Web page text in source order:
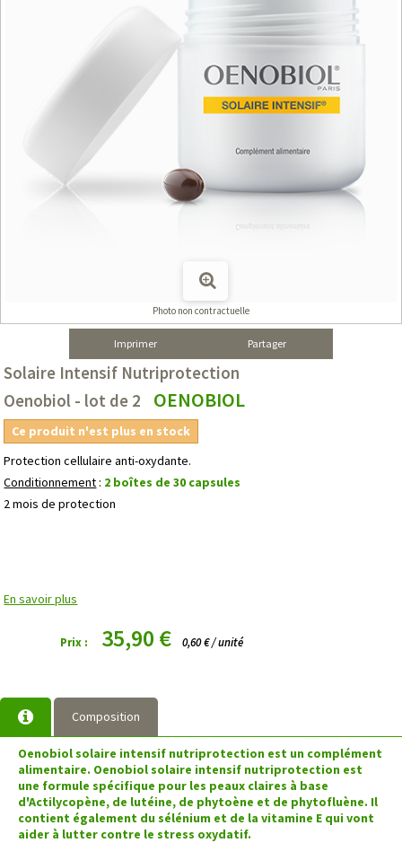
Photo non contractuelle
Imprimer Partager
Solaire Intensif Nutriprotection
Oenobiol - lot de 2
OENOBIOL
Ce produit n'est plus en stock
Protection cellulaire anti-oxydante.
Conditionnement : 2 boîtes de 30 capsules
2 mois de protection
En savoir plus
Prix : 35,90 € 0,60 € / unité
Composition
Oenobiol solaire intensif nutriprotection est un complément
alimentaire. Oenobiol solaire intensif nutriprotection est
une formule spécifique pour les peaux claires à base
d'Actilycopène, de lutéine, de phytoène et de phytofluène. Il
contient également du sélénium et de la vitamine E qui vont
aider à lutter contre le stress oxydatif.